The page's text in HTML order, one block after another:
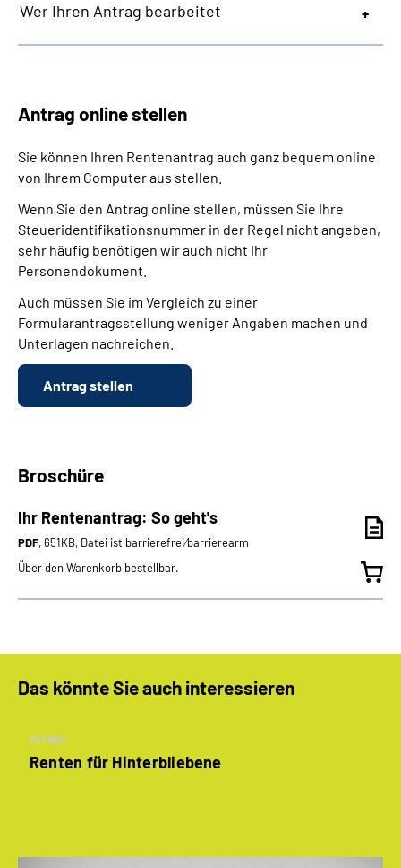
Wer Ihren Antrag bearbeitet
Antrag online stellen
Sie können Ihren Rentenantrag auch ganz bequem online
von Ihrem Computer aus stellen.
Wenn Sie den Antrag online stellen, müssen Sie Ihre
Steueridentifikationsnummer in der Regel nicht angeben,
sehr häufig benötigen wir auch nicht Ihr
Personendokument.
Auch müssen Sie im Vergleich zu einer
Formularantragsstellung weniger Angaben machen und
Unterlagen nachreichen.
Antrag stellen
Broschüre
Ihr Rentenantrag: So geht's
PDF, 651KB, Datei ist barrierefrei⁄barrierearm
Über den Warenkorb bestellbar.
Das könnte Sie auch interessieren
Artikel
Renten für Hinterbliebene